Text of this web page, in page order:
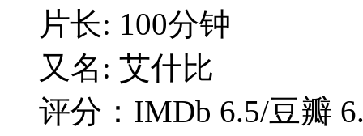
片长: 100分钟
又名: 艾什比
评分：IMDb 6.5/豆瓣